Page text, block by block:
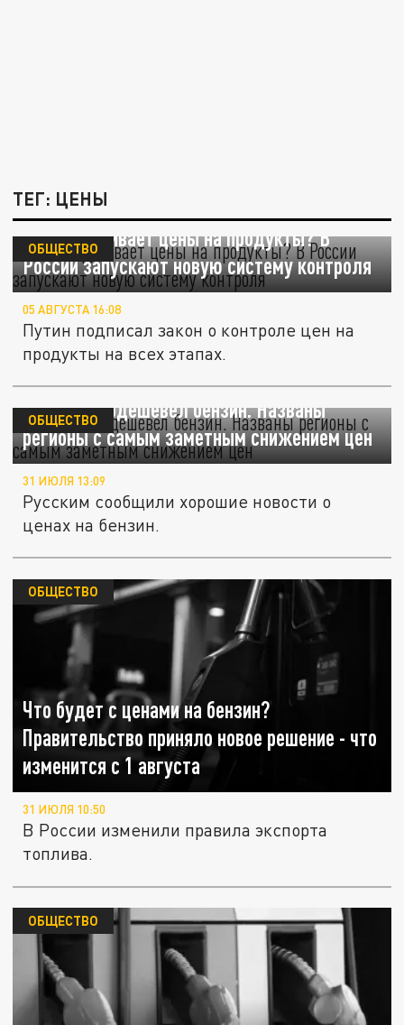
ТЕГ: ЦЕНЫ
Кто накручивает цены на продукты? В
России запускают новую систему контроля
ОБЩЕСТВО
05 АВГУСТА 16:08
Путин подписал закон о контроле цен на
продукты на всех этапах.
В России подешевел бензин. Названы
регионы с самым заметным снижением цен
ОБЩЕСТВО
31 ИЮЛЯ 13:09
Русским сообщили хорошие новости о
ценах на бензин.
Что будет с ценами на бензин?
Правительство приняло новое решение - что
изменится с 1 августа
ОБЩЕСТВО
31 ИЮЛЯ 10:50
В России изменили правила экспорта
топлива.
ОБЩЕСТВО